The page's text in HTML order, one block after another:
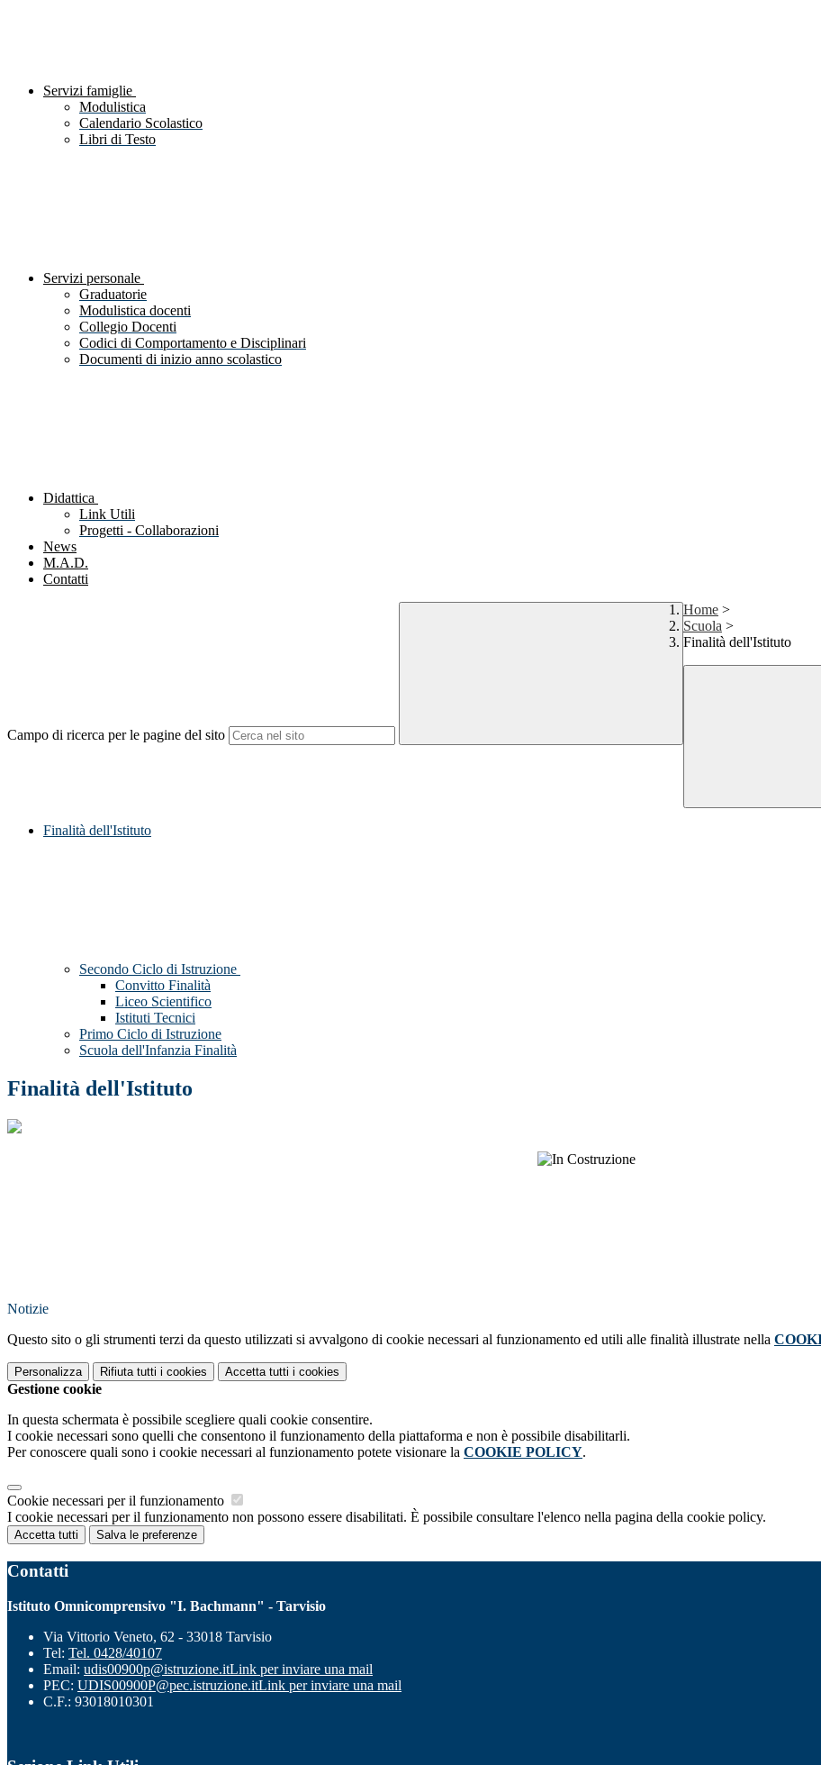
Servizi famiglie
Modulistica
Calendario Scolastico
Libri di Testo
Servizi personale
Graduatorie
Modulistica docenti
Collegio Docenti
Codici di Comportamento e Disciplinari
Documenti di inizio anno scolastico
Didattica
Link Utili
Progetti - Collaborazioni
News
M.A.D.
Contatti
Campo di ricerca per le pagine del sito
Home >
Scuola >
Finalità dell'Istituto
Finalità dell'Istituto
Secondo Ciclo di Istruzione
Convitto Finalità
Liceo Scientifico
Istituti Tecnici
Primo Ciclo di Istruzione
Scuola dell'Infanzia Finalità
Finalità dell'Istituto
Notizie
Questo sito o gli strumenti terzi da questo utilizzati si avvalgono di cookie necessari al funzionamento ed utili alle finalità illustrate nella
Personalizza Rifiuta tutti i cookies Accetta tutti i cookies
Gestione cookie
In questa schermata è possibile scegliere quali cookie consentire.
I cookie necessari sono quelli che consentono il funzionamento della piattaforma e non è possibile disabilitarli.
Per conoscere quali sono i cookie necessari al funzionamento potete visionare la COOKIE POLICY.
Cookie necessari per il funzionamento
I cookie necessari per il funzionamento non possono essere disabilitati. È possibile consultare l'elenco nella pagina della cookie policy.
Accetta tutti Salva le preferenze
Contatti
Istituto Omnicomprensivo "I. Bachmann" - Tarvisio
Via Vittorio Veneto, 62 - 33018 Tarvisio
Tel: Tel. 0428/40107
Email: udis00900p@istruzione.itLink per inviare una mail
PEC: UDIS00900P@pec.istruzione.itLink per inviare una mail
C.F.: 93018010301